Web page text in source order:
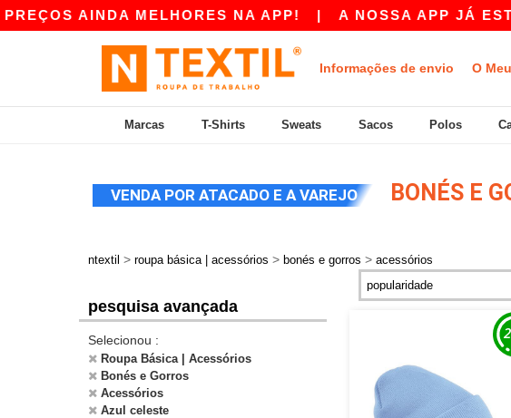
AINDA MELHORES NA APP!| A NOSSA APP JÁ ESTÁ
Informações de envio O
Marcas T-Shirts Sweats Sacos Polos
VENDA POR ATACADO E A VAREJO BONÉS E
ntextil > roupa básica | acessórios > bonés e gorros > acessórios
pesquisa avançada
Selecionou :
Roupa Básica | Acessórios
Bonés e Gorros
Acessórios
Azul celeste